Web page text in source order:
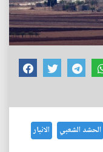
الحشد الشعبي الانبار